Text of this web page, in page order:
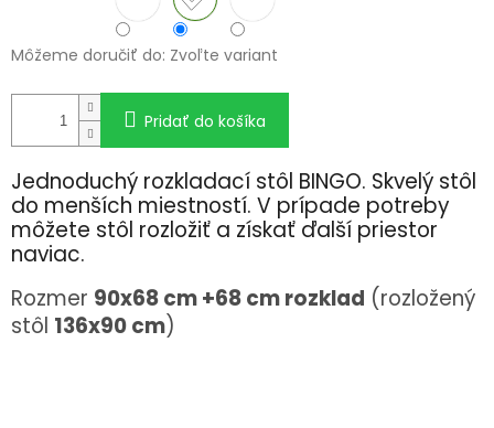
Môžeme doručiť do: Zvoľte variant
Pridať do košíka
Jednoduchý rozkladací stôl BINGO. Skvelý stôl
do menších miestností. V prípade potreby
môžete stôl rozložiť a získať ďalší priestor
naviac.
Rozmer 90x68 cm +68 cm rozklad (rozložený
stôl 136x90 cm)